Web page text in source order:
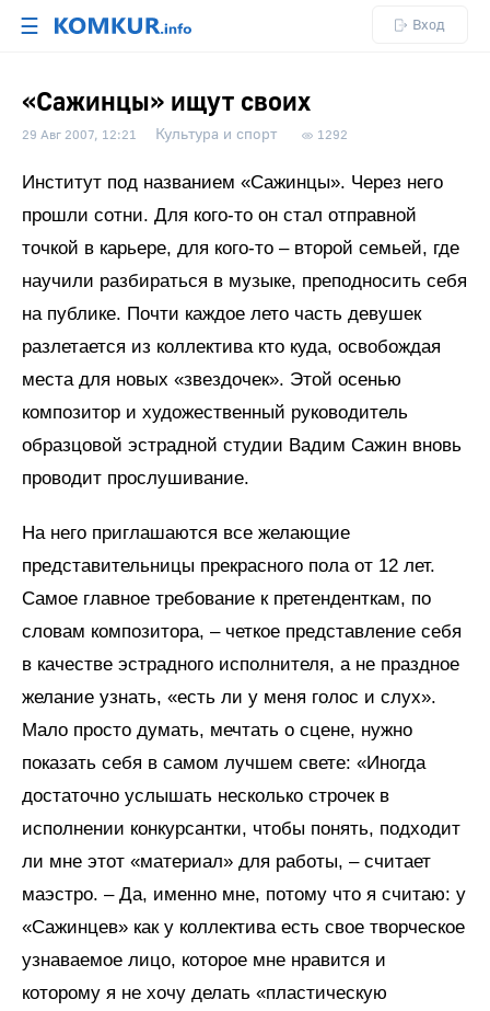
☰ Вход
«Сажинцы» ищут своих
29 Авг 2007, 12:21 Культура и спорт 1292
Институт под названием «Сажинцы». Через него
прошли сотни. Для кого-то он стал отправной
точкой в карьере, для кого-то – второй семьей, где
научили разбираться в музыке, преподносить себя
на публике. Почти каждое лето часть девушек
разлетается из коллектива кто куда, освобождая
места для новых «звездочек». Этой осенью
композитор и художественный руководитель
образцовой эстрадной студии Вадим Сажин вновь
проводит прослушивание.
На него приглашаются все желающие
представительницы прекрасного пола от 12 лет.
Самое главное требование к претенденткам, по
словам композитора, – четкое представление себя
в качестве эстрадного исполнителя, а не праздное
желание узнать, «есть ли у меня голос и слух».
Мало просто думать, мечтать о сцене, нужно
показать себя в самом лучшем свете: «Иногда
достаточно услышать несколько строчек в
исполнении конкурсантки, чтобы понять, подходит
ли мне этот «материал» для работы, – считает
маэстро. – Да, именно мне, потому что я считаю: у
«Сажинцев» как у коллектива есть свое творческое
узнаваемое лицо, которое мне нравится и
которому я не хочу делать «пластическую